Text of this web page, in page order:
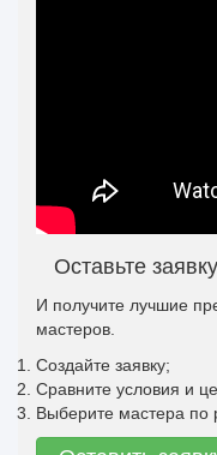
Оставьте
И получите лучшие
мастеров.
Создайте заявку;
Сравните условия и
Выберите мастера по